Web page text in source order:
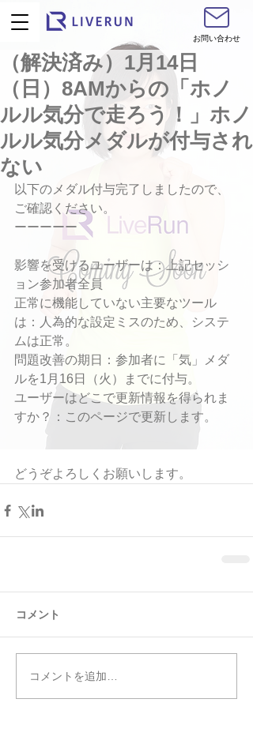
お問い合わせ
（解決済み）1月14日
（日）8AMからの「ホノ
ルル気分で走ろう！」ホノ
ルル気分メダルが付与され
ない
以下のメダル付与完了しましたので、
ご確認ください。
ーーーーー
影響を受けるユーザーは：上記セッシ
ョン参加者全員
正常に機能していない主要なツール
は：人為的な設定ミスのため、システ
ムは正常。
問題改善の期日：参加者に「気」メダ
ルを1月16日（火）までに付与。
ユーザーはどこで更新情報を得られま
すか？：このページで更新します。
どうぞよろしくお願いします。
コメント
コメントを追加…